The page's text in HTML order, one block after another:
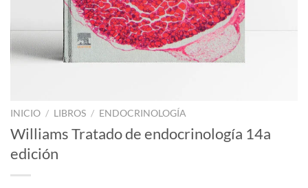
INICIO / LIBROS / ENDOCRINOLOGÍA
Williams Tratado de endocrinología 14a
edición